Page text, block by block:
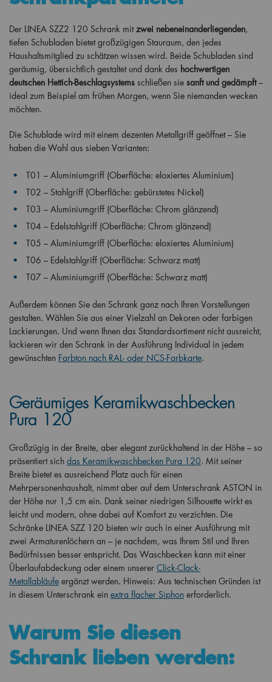
Der LINEA SZZ2 120 Schrank mitzwei nebeneinanderliegenden,
tiefen Schubladen bietet großzügigen Stauraum, den jedes
Haushaltsmitglied zu schätzen wissen wird. Beide Schubladen sind
geräumig, übersichtlich gestaltet und dank des hochwertigen
deutschen Hettich-Beschlagsystems schließen sie sanft und gedämpft–
ideal zum Beispiel am frühen Morgen, wenn Sie niemanden wecken
möchten.
Die Schublade wird mit einem dezenten Metallgriff geöffnet – Sie
haben die Wahl aus sieben Varianten:
T01 – Aluminiumgriff (Oberfläche: eloxiertes Aluminium)
T02 – Stahlgriff (Oberfläche: gebürstetes Nickel)
T03 – Aluminiumgriff (Oberfläche: Chrom glänzend)
T04 – Edelstahlgriff (Oberfläche: Chrom glänzend)
T05 – Aluminiumgriff (Oberfläche: eloxiertes Aluminium)
T06 – Edelstahlgriff (Oberfläche: Schwarz matt)
T07 – Aluminiumgriff (Oberfläche: Schwarz matt)
Außerdem können Sie den Schrank ganz nach Ihren Vorstellungen
gestalten. Wählen Sie aus einer Vielzahl an Dekoren oder farbigen
Lackierungen. Und wenn Ihnen das Standardsortiment nicht ausreicht,
lackieren wir den Schrank in der Ausführung Individual in jedem
gewünschten Farbton nach RAL- oder NCS-Farbkarte.
Geräumiges Keramikwaschbecken
Pura 120
Großzügig in der Breite, aber elegant zurückhaltend in der Höhe – so
präsentiert sich das Keramikwaschbecken Pura 120. Mit seiner
Breite bietet es ausreichend Platz auch für einen
Mehrpersonenhaushalt, nimmt aber auf dem Unterschrank ASTON in
der Höhe nur 1,5 cm ein. Dank seiner niedrigen Silhouette wirkt es
leicht und modern, ohne dabei auf Komfort zu verzichten. Die
Schränke LINEA SZZ 120 bieten wir auch in einer Ausführung mit
zwei Armaturenlöchern an – je nachdem, was Ihrem Stil und Ihren
Bedürfnissen besser entspricht. Das Waschbecken kann mit einer
Überlaufabdeckung oder einem unserer Click-Clack-
Metallabläufe ergänzt werden. Hinweis: Aus technischen Gründen ist
in diesem Unterschrank ein extra flacher Siphon erforderlich.
Warum Sie diesen
Schrank lieben werden: